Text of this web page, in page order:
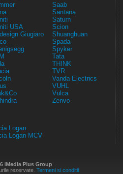
USA
Giugiaro
Saab
Santana
Saturn
Scion
Shuanghuan
Spada
Spyker
Tata
TH!NK
TVR
Vanda Electrics
VUHL
Vulca
Zenvo
Logan
Logan MCV
iMedia Plus Group
rezervate. Termeni si conditii